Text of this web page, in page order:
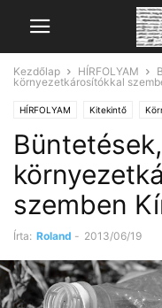
Kezdőlap HÍRFOLYAM
környezetkárosítókkal
HÍRFOLYAM Kitekintő
szemben
Írta: Roland - 2013/06/19